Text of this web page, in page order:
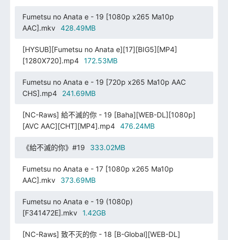
Fumetsu no Anata e - 19 [1080p x265 Ma10p
AAC].mkv
428.49MB
[HYSUB][Fumetsu no Anata e][17][BIG5][MP4]
[1280X720].mp4
172.53MB
Fumetsu no Anata e - 19 [720p x265 Ma10p AAC
CHS].mp4
241.69MB
[NC-Raws] 給不滅的你 - 19 [Baha][WEB-DL][1080p]
[AVC AAC][CHT][MP4].mp4
476.24MB
《給不滅的你》#19 333.02MB
Fumetsu no Anata e - 17 [1080p x265 Ma10p
AAC].mkv
373.69MB
Fumetsu no Anata e - 19 (1080p)
[F341472E].mkv
1.42GB
[NC-Raws] 致不灭的你 - 18 [B-Global][WEB-DL]